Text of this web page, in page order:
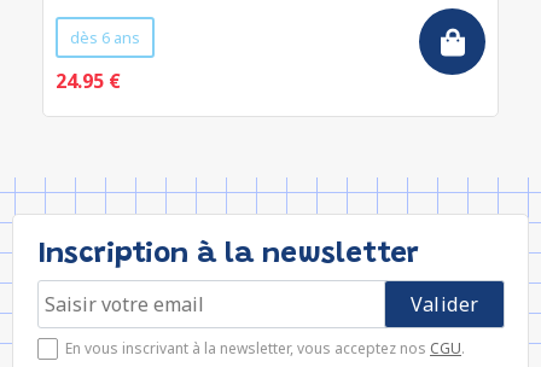
dès 6 ans
24.95 €
Inscription à la newsletter
En vous inscrivant à la newsletter, vous acceptez nos CGU.